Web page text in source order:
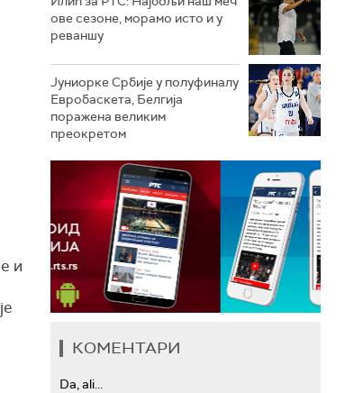
и
ове сезоне, морамо исто и у
реваншу
Јуниорке Србије у полуфиналу
Евробаскета, Белгија
поражена великим
преокретом
КОМЕНТАРИ
Da, ali...